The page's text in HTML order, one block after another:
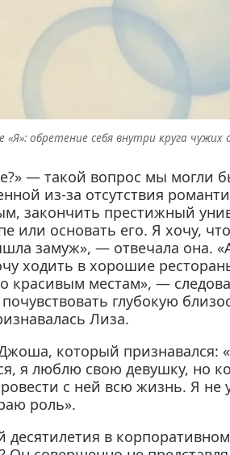
«Я»: обретение себя внутри круга чужих
— такой вопрос мы могли
из-за отсутствия
закончить престижный
или основать его. Я хочу,
замуж», — отвечала она.
ходить в хорошие
красивым местам», —
глубокую
Лиза.
который признавался:
я люблю свою девушку, но
с ней всю жизнь. Я не
роль».
десятилетия в